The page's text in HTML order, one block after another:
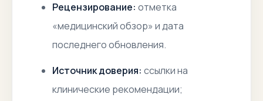
Рецензирование: отметка
«медицинский обзор» и дата
последнего обновления.
Источник доверия: ссылки на
клинические рекомендации;